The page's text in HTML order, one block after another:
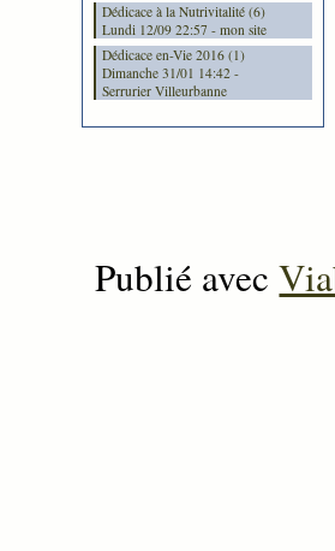
Dédicace à la Nutrivitalité (6)
Lundi 12/09 22:57 - mon site
Dédicace en-Vie 2016 (1)
Dimanche 31/01 14:42 -
Serrurier Villeurbanne
Publié avec